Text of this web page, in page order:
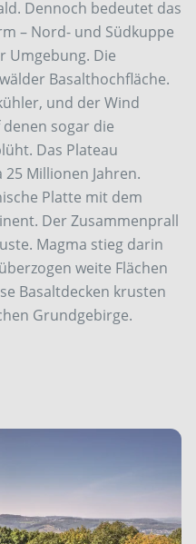
Dennoch bedeutet das
– Nord- und Südkuppe
Umgebung. Die
Basalthochfläche.
und der Wind
sogar die
Das Plateau
Millionen Jahren.
Platte mit dem
Der Zusammenprall
Magma stieg darin
weite Flächen
Basaltdecken krusten
Grundgebirge.